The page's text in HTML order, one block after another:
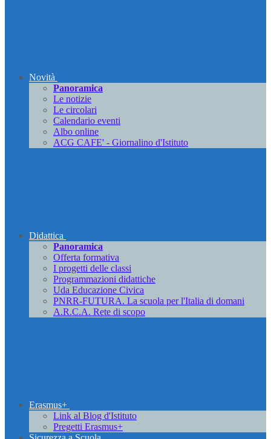
Novità
Panoramica
Le notizie
Le circolari
Calendario eventi
Albo online
ACG CAFE' - Giornalino d'Istituto
Didattica
Panoramica
Offerta formativa
I progetti delle classi
Programmazioni didattiche
Uda Educazione Civica
PNRR-FUTURA. La scuola per l'Italia di domani
A.R.C.A. Rete di scopo
Erasmus+
Link al Blog d'Istituto
Pregetti Erasmus+